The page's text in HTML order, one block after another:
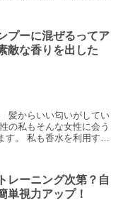
プーに混ぜるってア
敵な香りを出した
髪からいい匂いがしてい
の私もそんな女性に会う
。 私も香水を利用する
レーニング次第？自
単視力アップ！